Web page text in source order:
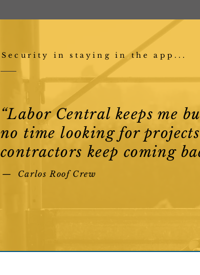
Security in staying in the app...
“Labor Central keeps me
no time looking for
contractors keep coming
— Carlos Roof Crew